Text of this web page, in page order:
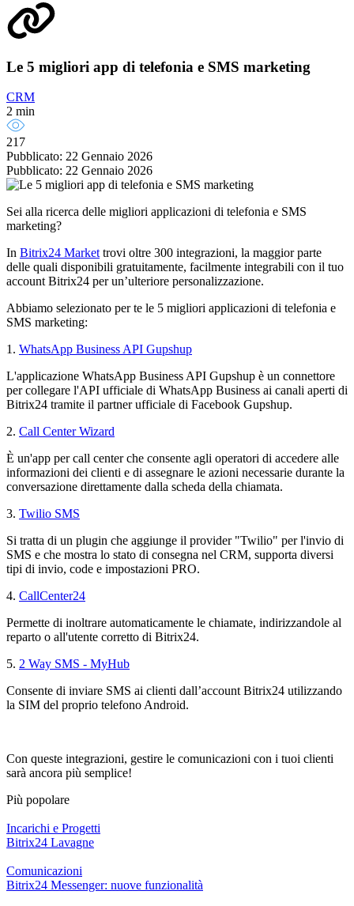
Le 5 migliori app di telefonia e SMS marketing
CRM
2 min
217
Pubblicato: 22 Gennaio 2026
Pubblicato: 22 Gennaio 2026
Sei alla ricerca delle migliori applicazioni di telefonia e SMS
marketing?
In Bitrix24 Markettrovi oltre 300 integrazioni, la maggior parte
delle quali disponibili gratuitamente, facilmente integrabili con il tuo
account Bitrix24 per un’ulteriore personalizzazione.
Abbiamo selezionato per te le 5 migliori applicazioni di telefonia e
SMS marketing:
1. WhatsApp Business API Gupshup
L'applicazione WhatsApp Business API Gupshup è un connettore
per collegare l'API ufficiale di WhatsApp Business ai canali aperti di
Bitrix24 tramite il partner ufficiale di Facebook Gupshup.
2. Call Center Wizard
È un'app per call center che consente agli operatori di accedere alle
informazioni dei clienti e di assegnare le azioni necessarie durante la
conversazione direttamente dalla scheda della chiamata.
3. Twilio SMS
Si tratta di un plugin che aggiunge il provider "Twilio" per l'invio di
SMS e che mostra lo stato di consegna nel CRM, supporta diversi
tipi di invio, code e impostazioni PRO.
4. CallCenter24
Permette di inoltrare automaticamente le chiamate, indirizzandole al
reparto o all'utente corretto di Bitrix24.
5. 2 Way SMS - MyHub
Consente di inviare SMS ai clienti dall’account Bitrix24 utilizzando
la SIM del proprio telefono Android.
Con queste integrazioni, gestire le comunicazioni con i tuoi clienti
sarà ancora più semplice!
Più popolare
Incarichi e Progetti
Bitrix24 Lavagne
Comunicazioni
Bitrix24 Messenger: nuove funzionalità